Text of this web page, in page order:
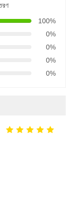
100%
0%
0%
0%
0%